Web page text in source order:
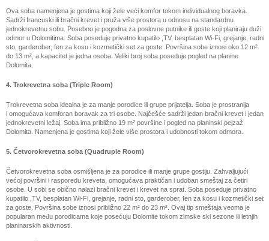
Ova soba namenjena je gostima koji žele veći komfor tokom individualnog boravka.
Sadrži francuski ili bračni krevet i pruža više prostora u odnosu na standardnu
jednokrevetnu sobu. Posebno je pogodna za poslovne putnike ili goste koji planiraju duži
odmor u Dolomitima. Soba poseduje privatno kupatilo ,TV, besplatan Wi-Fi, grejanje, radni
sto, garderober, fen za kosu i kozmetički set za goste. Površina sobe iznosi oko 12 m²
do 13 m², a kapacitet je jedna osoba. Veliki broj soba poseduje pogled na planine
Dolomita.
4. Trokrevetna soba (Triple Room)
Trokrevetna soba idealna je za manje porodice ili grupe prijatelja. Soba je prostranija
i omogućava komforan boravak za tri osobe. Najčešće sadrži jedan bračni krevet i jedan
jednokrevetni ležaj. Soba ima približno 19 m² površine i pogled na planinski pejzaž
Dolomita. Namenjena je gostima koji žele više prostora i udobnosti tokom odmora.
5. Četvorokrevetna soba (Quadruple Room)
Četvorokrevetna soba osmišljena je za porodice ili manje grupe gostiju. Zahvaljujući
većoj površini i rasporedu kreveta, omogućava praktičan i udoban smeštaj za četiri
osobe. U sobi se obično nalazi bračni krevet i krevet na sprat. Soba poseduje privatno
kupatilo ,TV, besplatan Wi-Fi, grejanje, radni sto, garderober, fen za kosu i kozmetički set
za goste. Površina sobe iznosi približno 22 m² do 23 m². Ovaj tip smeštaja veoma je
popularan među porodicama koje posećuju Dolomite tokom zimske ski sezone ili letnjih
planinarskih aktivnosti.